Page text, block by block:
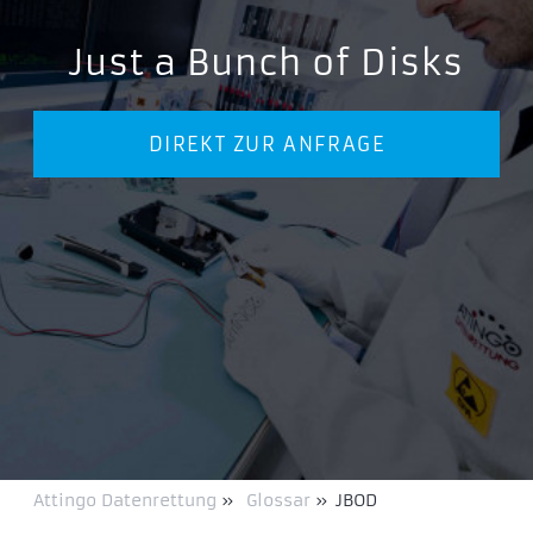
Just a Bunch of Disks
DIREKT ZUR ANFRAGE
Attingo Datenrettung » Glossar » JBOD